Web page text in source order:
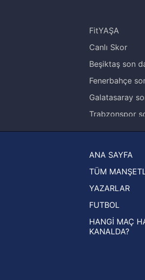
FitYAŞA
Canlı Skor
Beşiktaş son
Fenerbahçe
Galatasaray
Trabzonspor
Ziraat Türkiye
UEFA
UEFA Avrupa
UEFA
ANA SAYFA
TÜM
YAZARLAR
FUTBOL
HANGİ MAÇ
KANALDA?